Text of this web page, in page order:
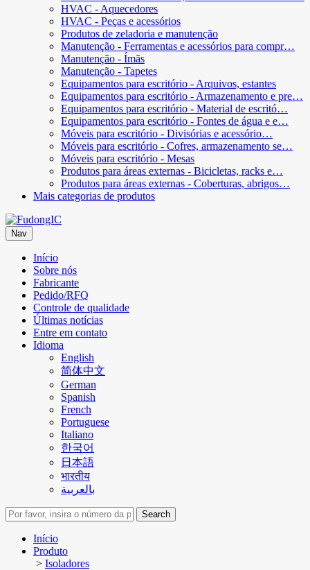
HVAC - Aquecedores
HVAC - Peças e acessórios
Produtos de zeladoria e manutenção
Manutenção - Ferramentas e acessórios para compr…
Manutenção - Ímãs
Manutenção - Tapetes
Equipamentos para escritório - Arquivos, estantes
Equipamentos para escritório - Armazenamento e pre…
Equipamentos para escritório - Material de escritó…
Equipamentos para escritório - Fontes de água e e…
Móveis para escritório - Divisórias e acessório…
Móveis para escritório - Cofres, armazenamento se…
Móveis para escritório - Mesas
Produtos para áreas externas - Bicicletas, racks e…
Produtos para áreas externas - Coberturas, abrigos…
Mais categorias de produtos
Nav
Início
Sobre nós
Fabricante
Pedido/RFQ
Controle de qualidade
Últimas notícias
Entre em contato
Idioma
English
简体中文
German
Spanish
French
Portuguese
Italiano
한국어
日本語
भारतीय
بالعربية
Search
Início
Produto
> Isoladores